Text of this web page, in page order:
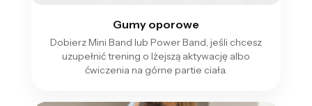
Gumy oporowe
Dobierz Mini Band lub Power Band, jeśli chcesz
uzupełnić trening o lżejszą aktywację albo
ćwiczenia na górne partie ciała.